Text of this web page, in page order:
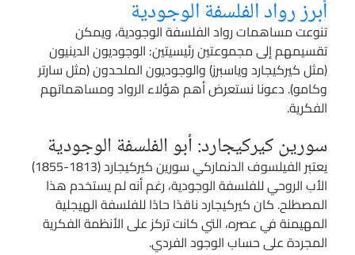
أبرز رواد الفلسفة الوجودية
تنوعت مساهمات رواد الفلسفة الوجودية، ويمكن
تقسيمهم إلى مجموعتين رئيسيتين: الوجوديون الدينيون
(مثل كيركيجارد وياسبرز) والوجوديون الملحدون (مثل سارتر
وكامو). دعونا نستعرض أهم هؤلاء الرواد ومساهماتهم
الفكرية.
سورين كيركيجارد: أبو الفلسفة الوجودية
يعتبر الفيلسوف الدنماركي سورين كيركيجارد (1813-1855)
الأب الروحي للفلسفة الوجودية، رغم أنه لم يستخدم هذا
المصطلح. كان كيركيجارد ناقدًا حادًا للفلسفة الهيجلية
المهيمنة في عصره، التي كانت تركز على الأنظمة الفكرية
المجردة على حساب الوجود الفردي.